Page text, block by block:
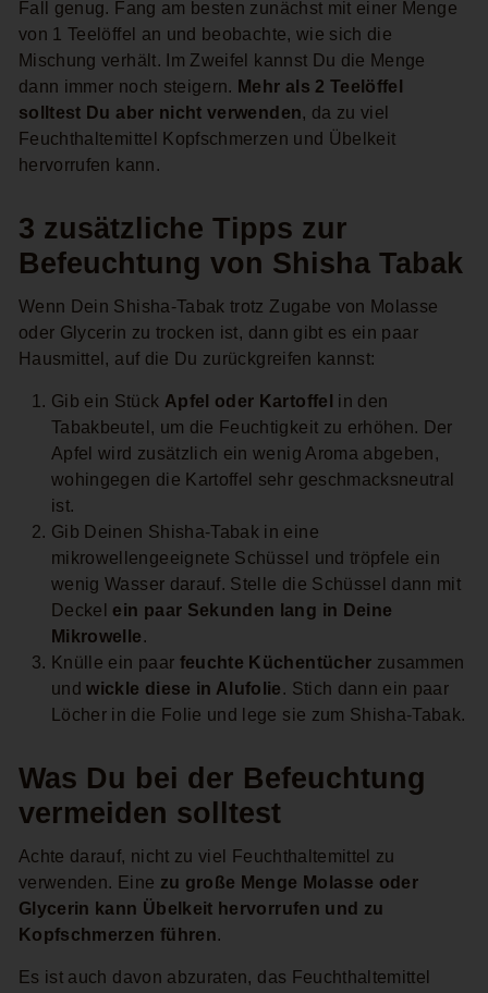
Fall genug. Fang am besten zunächst mit einer Menge
von 1 Teelöffel an und beobachte, wie sich die
Mischung verhält. Im Zweifel kannst Du die Menge
dann immer noch steigern. Mehr als 2 Teelöffel
solltest Du aber nicht verwenden, da zu viel
Feuchthaltemittel Kopfschmerzen und Übelkeit
hervorrufen kann.
3 zusätzliche Tipps zur
Befeuchtung von Shisha Tabak
Wenn Dein Shisha-Tabak trotz Zugabe von Molasse
oder Glycerin zu trocken ist, dann gibt es ein paar
Hausmittel, auf die Du zurückgreifen kannst:
Gib ein Stück Apfel oder Kartoffel
in den
Tabakbeutel, um die Feuchtigkeit zu erhöhen. Der
Apfel wird zusätzlich ein wenig Aroma abgeben,
wohingegen die Kartoffel sehr geschmacksneutral
ist.
Gib Deinen Shisha-Tabak in eine
mikrowellengeeignete Schüssel und tröpfele ein
wenig Wasser darauf. Stelle die Schüssel dann mit
Deckel ein paar Sekunden lang in Deine
Mikrowelle.
Knülle ein paar feuchte Küchentücher zusammen
und wickle diese in Alufolie. Stich dann ein paar
Löcher in die Folie und lege sie zum Shisha-Tabak.
Was Du bei der Befeuchtung
vermeiden solltest
Achte darauf, nicht zu viel Feuchthaltemittel zu
verwenden. Eine zu große Menge Molasse oder
Glycerin kann Übelkeit hervorrufen und zu
Kopfschmerzen führen.
Es ist auch davon abzuraten, das Feuchthaltemittel